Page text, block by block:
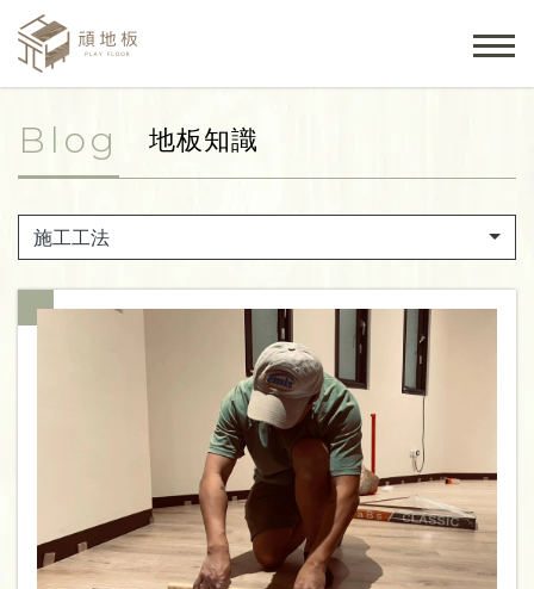
Blog 地板知識
施工工法